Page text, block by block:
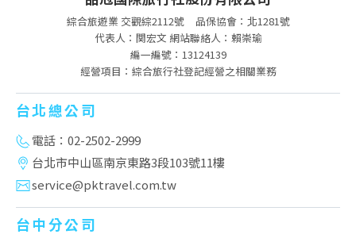
綜合旅遊業 交觀綜2112號
品保協會：北1281號
代表人：関宏文 網站聯絡人：賴崇瑜
編一編號：13124139
經營項目：綜合旅行社登記經營之相關業務
台北總公司
電話：02-2502-2999
台北市中山區南京東路3段103號11樓
service@pktravel.com.tw
台中分公司